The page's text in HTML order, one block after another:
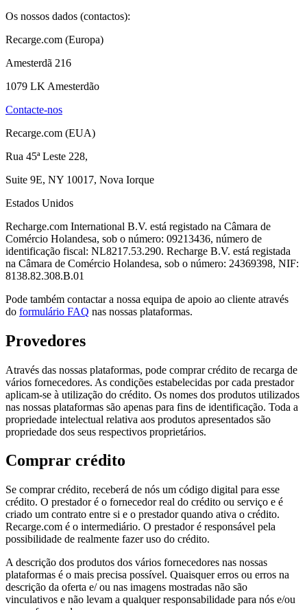
Os nossos dados (contactos):
Recarge.com (Europa)
Amesterdã 216
1079 LK Amesterdão
Contacte-nos
Recarge.com (EUA)
Rua 45ª Leste 228,
Suite 9E, NY 10017, Nova Iorque
Estados Unidos
Recharge.com International B.V. está registado na Câmara de
Comércio Holandesa, sob o número: 09213436, número de
identificação fiscal: NL8217.53.290. Recharge B.V. está registada
na Câmara de Comércio Holandesa, sob o número: 24369398, NIF:
8138.82.308.B.01
Pode também contactar a nossa equipa de apoio ao cliente através
do formulário FAQ nas nossas plataformas.
Provedores
Através das nossas plataformas, pode comprar crédito de recarga de
vários fornecedores. As condições estabelecidas por cada prestador
aplicam-se à utilização do crédito. Os nomes dos produtos utilizados
nas nossas plataformas são apenas para fins de identificação. Toda a
propriedade intelectual relativa aos produtos apresentados são
propriedade dos seus respectivos proprietários.
Comprar crédito
Se comprar crédito, receberá de nós um código digital para esse
crédito. O prestador é o fornecedor real do crédito ou serviço e é
criado um contrato entre si e o prestador quando ativa o crédito.
Recarge.com é o intermediário. O prestador é responsável pela
possibilidade de realmente fazer uso do crédito.
A descrição dos produtos dos vários fornecedores nas nossas
plataformas é o mais precisa possível. Quaisquer erros ou erros na
descrição da oferta e/ ou nas imagens mostradas não são
vinculativos e não levam a qualquer responsabilidade para nós e/ou